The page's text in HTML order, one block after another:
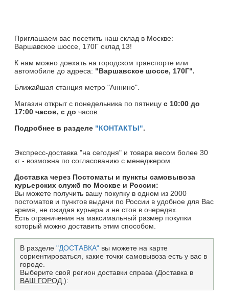
Приглашаем вас посетить наш склад в Москве:
Варшавское шоссе, 170Г склад 13!
К нам можно доехать на городском транспорте или
автомобиле до адреса: "Варшавское шоссе, 170Г".
Ближайшая станция метро "Аннино".
Магазин открыт c понедельника по пятницу с 10:00 до
17:00 часов, с до часов.
Подробнее в разделе "КОНТАКТЫ".
Экспресс-доставка "на сегодня" и товара весом более 30
кг - возможна по согласованию с менеджером.
Доставка через Постоматы и пункты самовывоза
курьерских служб по Москве и России:
Вы можете получить вашу покупку в одном из 2000
постоматов и пунктов выдачи по России в удобное для Вас
время, не ожидая курьера и не стоя в очередях.
Есть ограничения на максимальный размер покупки
который можно доставить этим способом.
В разделе "ДОСТАВКА"вы можете на карте
сориентироваться, какие точки самовывоза есть у вас в
городе.
Выберите свой регион доставки справа (Доставка в
ВАШ ГОРОД ):